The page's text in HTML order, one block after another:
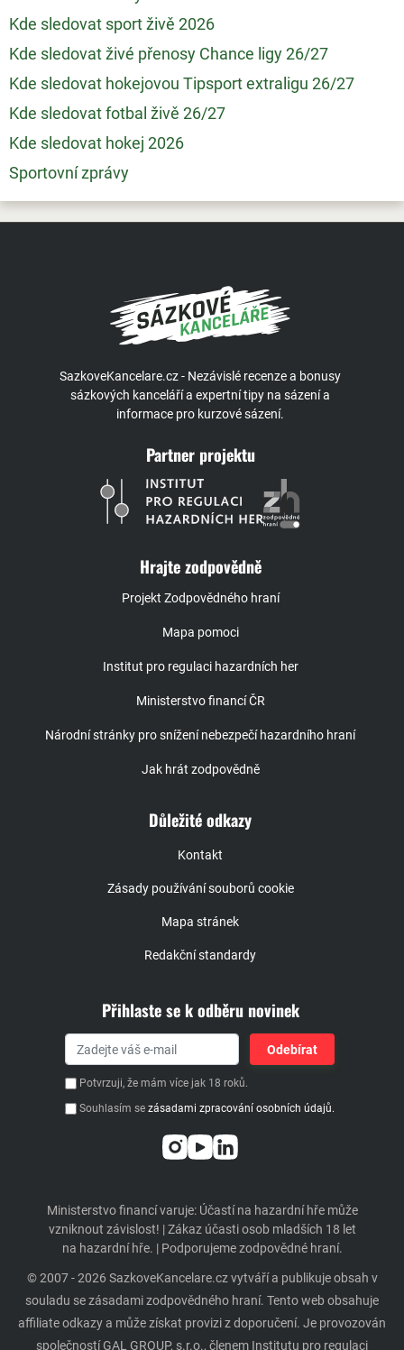
Kde sledovat sport živě 2026
Kde sledovat živé přenosy Chance ligy 26/27
Kde sledovat hokejovou Tipsport extraligu 26/27
Kde sledovat fotbal živě 26/27
Kde sledovat hokej 2026
Sportovní zprávy
SazkoveKancelare.cz - Nezávislé recenze a bonusy
sázkových kanceláří a expertní tipy na sázení a
informace pro kurzové sázení.
Partner projektu
Hrajte zodpovědně
Projekt Zodpovědného hraní
Mapa pomoci
Institut pro regulaci hazardních her
Ministerstvo financí ČR
Národní stránky pro snížení nebezpečí hazardního hraní
Jak hrát zodpovědně
Důležité odkazy
Kontakt
Zásady používání souborů cookie
Mapa stránek
Redakční standardy
Přihlaste se k odběru novinek
Potvrzuji, že mám více jak 18 roků.
Souhlasím se zásadami zpracování osobních údajů.
Ministerstvo financí varuje: Účastí na hazardní hře může
vzniknout závislost! | Zákaz účasti osob mladších 18 let
na hazardní hře. | Podporujeme zodpovědné hraní.
© 2007 - 2026 SazkoveKancelare.cz vytváří a publikuje obsah v
souladu se zásadami zodpovědného hraní. Tento web obsahuje
affiliate odkazy a může získat provizi z doporučení. Je provozován
společností GAL GROUP, s.r.o., členem Institutu pro regulaci